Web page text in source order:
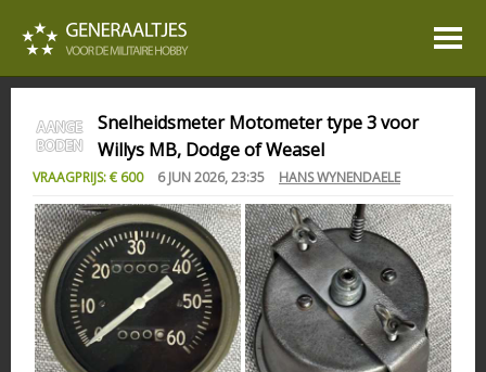
Snelheidsmeter Motometer type 3 voor
Willys MB, Dodge of Weasel
VRAAGPRIJS: € 600 6 JUN 2026, 23:35 HANS WYNENDAELE